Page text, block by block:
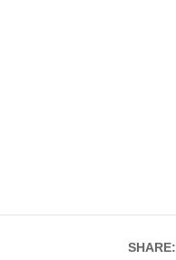
SHARE: